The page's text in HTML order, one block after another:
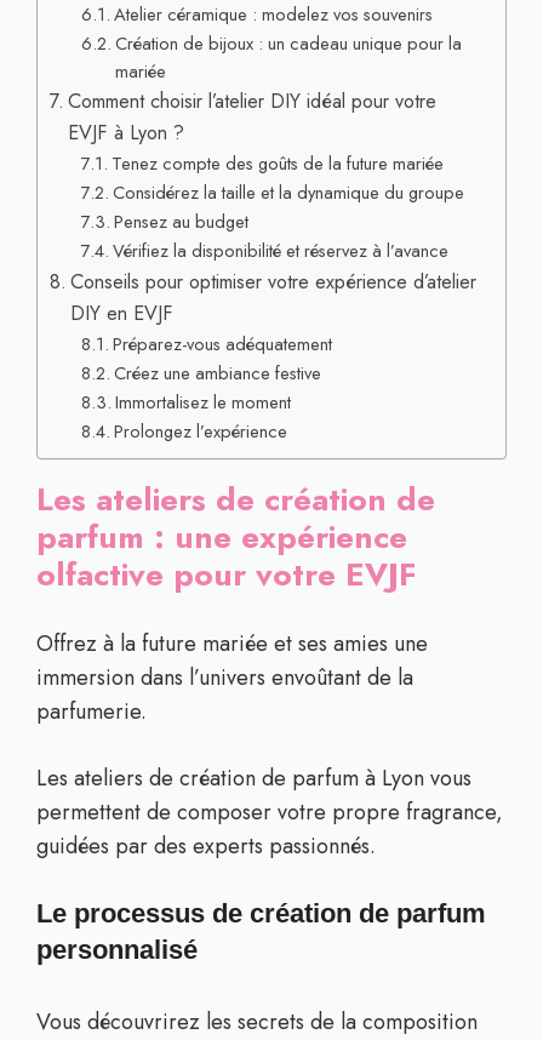
Atelier céramique : modelez vos souvenirs
Création de bijoux : un cadeau unique pour la
mariée
Comment choisir l’atelier DIY idéal pour votre
EVJF à Lyon ?
Tenez compte des goûts de la future mariée
Considérez la taille et la dynamique du groupe
Pensez au budget
Vérifiez la disponibilité et réservez à l’avance
Conseils pour optimiser votre expérience d’atelier
DIY en EVJF
Préparez-vous adéquatement
Créez une ambiance festive
Immortalisez le moment
Prolongez l’expérience
Les ateliers de création de
parfum : une expérience
olfactive pour votre EVJF
Offrez à la future mariée et ses amies une
immersion dans l’univers envoûtant de la
parfumerie.
Les ateliers de création de parfum à Lyon vous
permettent de composer votre propre fragrance,
guidées par des experts passionnés.
Le processus de création de parfum
personnalisé
Vous découvrirez les secrets de la composition